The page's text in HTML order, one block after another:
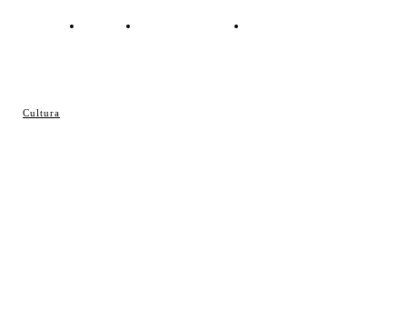
Cultura
Contacto Política de cookies